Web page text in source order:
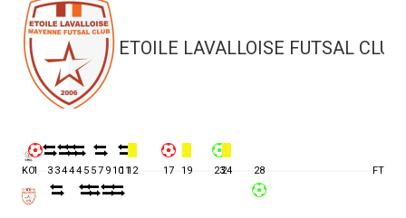
ETOILE LAVALLOISE FUTSAL CLUB
KO1 3 3444 5 57 9 101112 17 19 2324 28 FT